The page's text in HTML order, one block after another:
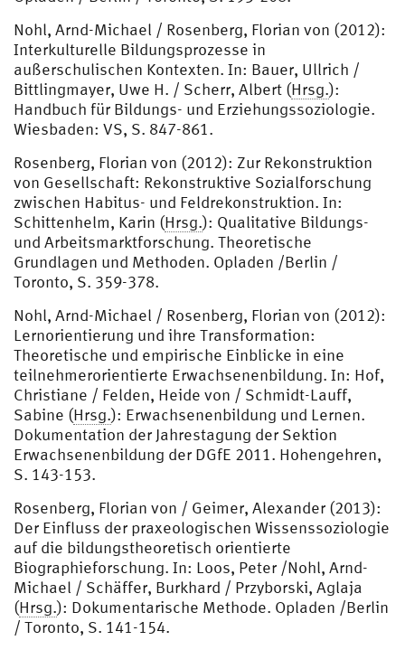
Nohl, Arnd-Michael / Rosenberg, Florian von (2012):
Interkulturelle Bildungsprozesse in
außerschulischen Kontexten. In: Bauer, Ullrich /
Bittlingmayer, Uwe H. / Scherr, Albert (Hrsg.):
Handbuch für Bildungs- und Erziehungssoziologie.
Wiesbaden: VS, S. 847-861.
Rosenberg, Florian von (2012): Zur Rekonstruktion
von Gesellschaft: Rekonstruktive Sozialforschung
zwischen Habitus- und Feldrekonstruktion. In:
Schittenhelm, Karin (Hrsg.): Qualitative Bildungs-
und Arbeitsmarktforschung. Theoretische
Grundlagen und Methoden. Opladen /Berlin /
Toronto, S. 359-378.
Nohl, Arnd-Michael / Rosenberg, Florian von (2012):
Lernorientierung und ihre Transformation:
Theoretische und empirische Einblicke in eine
teilnehmerorientierte Erwachsenenbildung. In: Hof,
Christiane / Felden, Heide von / Schmidt-Lauff,
Sabine (Hrsg.): Erwachsenenbildung und Lernen.
Dokumentation der Jahrestagung der Sektion
Erwachsenenbildung der DGfE 2011. Hohengehren,
S. 143-153.
Rosenberg, Florian von / Geimer, Alexander (2013):
Der Einfluss der praxeologischen Wissenssoziologie
auf die bildungstheoretisch orientierte
Biographieforschung. In: Loos, Peter /Nohl, Arnd-
Michael / Schäffer, Burkhard / Przyborski, Aglaja
(Hrsg.): Dokumentarische Methode. Opladen /Berlin
/ Toronto, S. 141-154.